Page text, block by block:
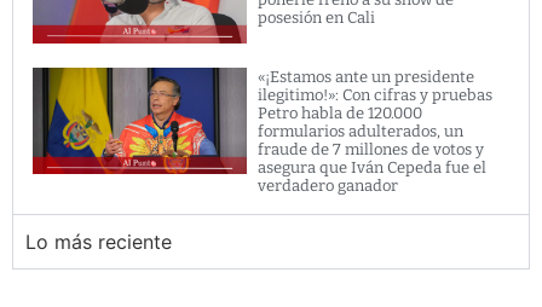
posesión en Cali
«¡Estamos ante un presidente
ilegitimo!»: Con cifras y pruebas
Petro habla de 120.000
formularios adulterados, un
fraude de 7 millones de votos y
asegura que Iván Cepeda fue el
verdadero ganador
Lo más reciente